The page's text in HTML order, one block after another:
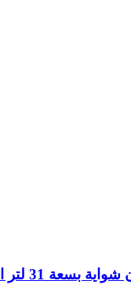
31 لتر البا